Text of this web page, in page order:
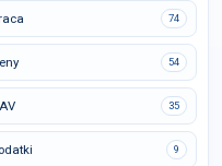
74
54
35
9